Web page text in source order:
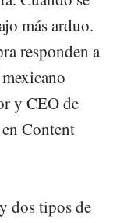
más arduo.
responden a
y CEO de
Content
dos tipos de